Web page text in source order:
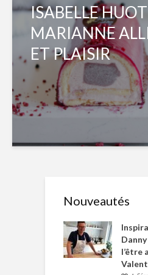
ISABELLE
MARIANNE
ET PLAISIR
Nouveautés
l’être